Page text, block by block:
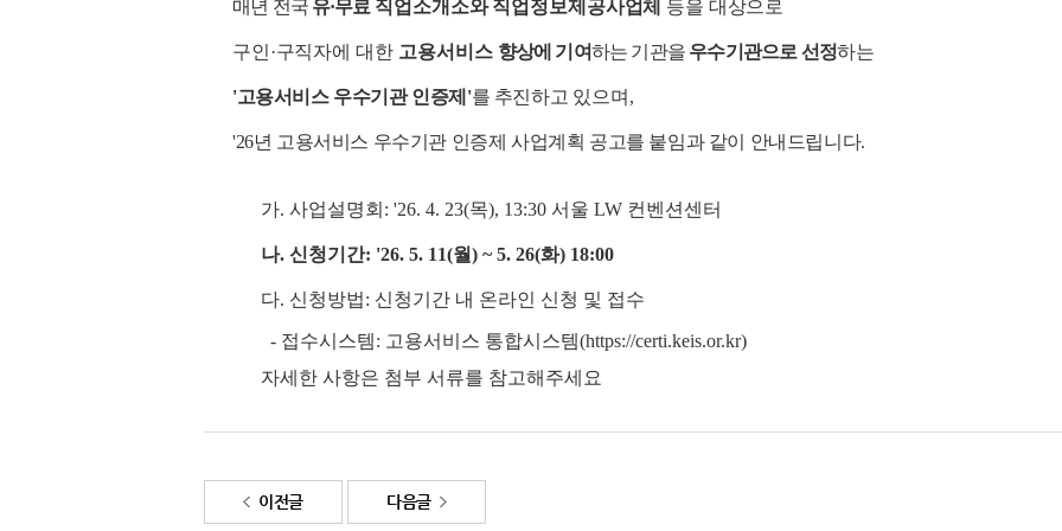
매년 전국 유·무료 직업소개소와 직업정보제공사업체 등을 대상으로
구인·구직자에 대한 고용서비스 향상에 기여하는 기관을 우수기관으로 선정하는
'고용서비스 우수기관 인증제 '를 추진하고 있으며 ,
'26년 고용서비스 우수기관 인증제 사업계획 공고를 붙임과 같이 안내드립니다.
가.사업설명회 : '26. 4. 23(목), 13:30서울LW 컨벤션센터
나.신청기간: '26. 5. 11(월) ~ 5. 26(화) 18:00
다. 신청방법: 신청기간 내 온라인 신청 및 접수
- 접수시스템: 고용서비스 통합시스템(https://certi.keis.or.kr)
자세한 사항은 첨부 서류를 참고해주세요
이전글 다음글